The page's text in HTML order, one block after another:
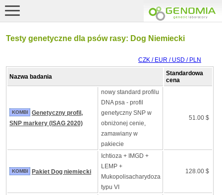
Testy genetyczne dla psów rasy: Dog Niemiecki
CZK / EUR / USD / PLN
Nazwa badania
Standardowa
cena
KOMBI
Genetyczny profil,
SNP markery (ISAG 2020)
nowy standard profilu
DNA psa - profil
genetyczny SNP w
obniżonej cenie,
zamawiany w
pakiecie
51.00 $
KOMBI Pakiet Dog niemiecki
Ichtioza + IMGD +
LEMP +
Mukopolisacharydoza
typu VI
128.00 $